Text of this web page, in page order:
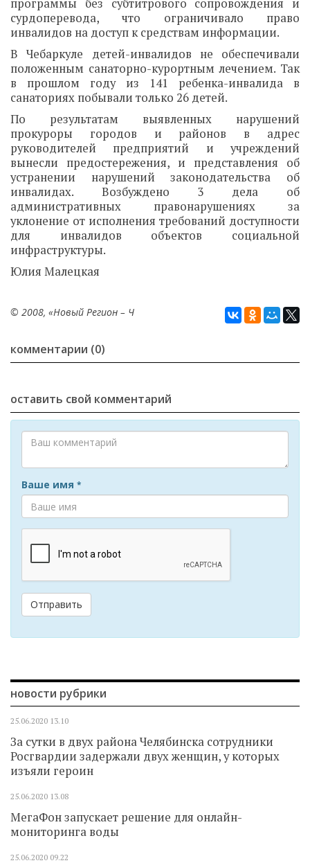
программы без субтитрового сопровождения и
сурдоперевода, что ограничивало право
инвалидов на доступ к средствам информации.
В Чебаркуле детей-инвалидов не обеспечивали
положенным санаторно-курортным лечением. Так
в прошлом году из 141 ребенка-инвалида в
санаториях побывали только 26 детей.
По результатам выявленных нарушений
прокуроры городов и районов в адрес
руководителей предприятий и учреждений
вынесли предостережения, и представления об
устранении нарушений законодательства об
инвалидах. Возбуждено 3 дела об
административных правонарушениях за
уклонение от исполнения требований доступности
для инвалидов объектов социальной
инфраструктуры.
Юлия Малецкая
© 2008, «Новый Регион – Ч
комментарии (0)
оставить свой комментарий
Ваше имя *
Отправить
новости рубрики
25.06.2020 13.10
За сутки в двух района Челябинска сотрудники
Росгвардии задержали двух женщин, у которых
изъяли героин
25.06.2020 13.08
МегаФон запускает решение для онлайн-
мониторинга воды
25.06.2020 09.22